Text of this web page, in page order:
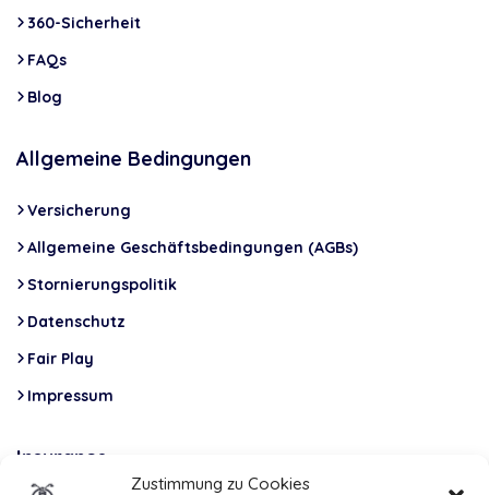
Zustimmung zu Cookies
360-Sicherheit
FAQs
Blog
Allgemeine Bedingungen
Versicherung
Allgemeine Geschäftsbedingungen (AGBs)
Stornierungspolitik
Datenschutz
Fair Play
Impressum
Insurance